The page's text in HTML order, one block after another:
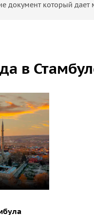
документ который
в